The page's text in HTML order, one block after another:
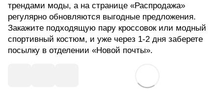
трендами моды, а на странице «Распродажа»
регулярно обновляются выгодные предложения.
Закажите подходящую пару кроссовок или модный
спортивный костюм, и уже через 1-2 дня заберете
посылку в отделении «Новой почты».